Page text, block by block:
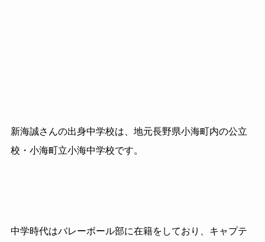
新海誠さんの出身中学校は、地元長野県小海町内の公立
校・小海町立小海中学校です。
中学時代はバレーボール部に在籍をしており、キャプテ